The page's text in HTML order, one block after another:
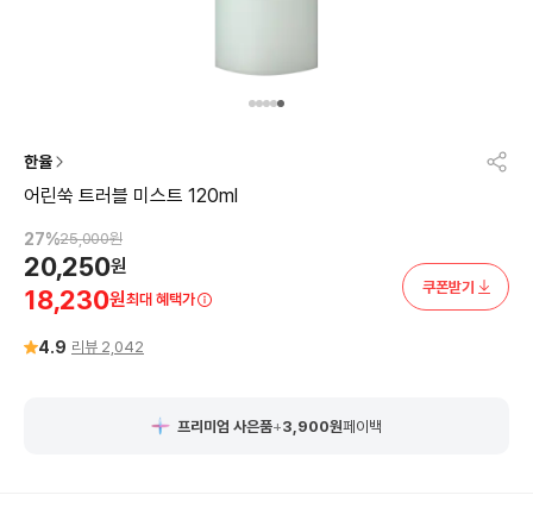
한율
어린쑥 트러블 미스트 120ml
27%25,000원
20,250원
18,230원최대 혜택가
쿠폰받기
4.9 리뷰 2,042
프리미엄 사은품+3,900원페이백